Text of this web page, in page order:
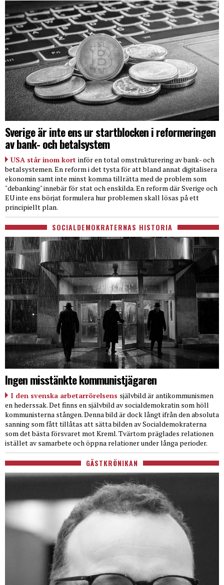
Sverige är inte ens ur startblocken i reformeringen
av bank- och betalsystem
USA står inom kort inför en total omstrukturering av bank- och
betalsystemen. En reform i det tysta för att bland annat digitalisera
ekonomin samt inte minst komma tillrätta med de problem som
"debanking" innebär för stat och enskilda. En reform där Sverige och
EU inte ens börjat formulera hur problemen skall lösas på ett
principiellt plan.
SOCIALDEMOKRATERNAS HISTORIA
Ingen misstänkte kommunistjägaren
I den svenska arbetarrörelsens självbild är antikommunismen
en hederssak. Det finns en självbild av socialdemokratin som höll
kommunisterna stången. Denna bild är dock långt ifrån den absoluta
sanning som fått tillåtas att sätta bilden av Socialdemokraterna
som det bästa försvaret mot Kreml. Tvärtom präglades relationen
istället av samarbete och öppna relationer under långa perioder.
GÄSTKRÖNIKAN